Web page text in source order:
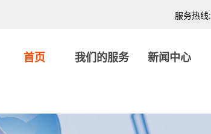
服务热线:
首页 我们的服务 新闻中心